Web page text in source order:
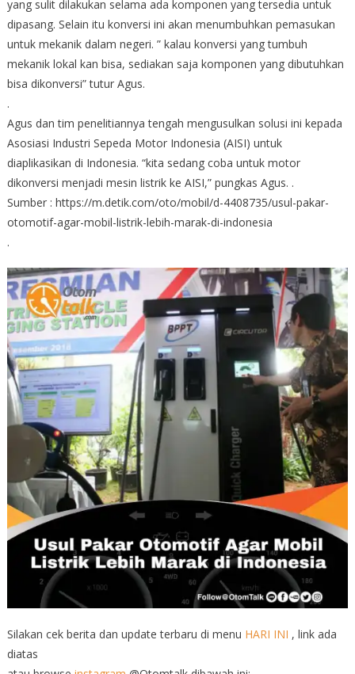
yang sulit dilakukan selama ada komponen yang tersedia untuk
dipasang. Selain itu konversi ini akan menumbuhkan pemasukan
untuk mekanik dalam negeri. ” kalau konversi yang tumbuh
mekanik lokal kan bisa, sediakan saja komponen yang dibutuhkan
bisa dikonversi” tutur Agus.
.
Agus dan tim penelitiannya tengah mengusulkan solusi ini kepada
Asosiasi Industri Sepeda Motor Indonesia (AISI) untuk
diaplikasikan di Indonesia. “kita sedang coba untuk motor
dikonversi menjadi mesin listrik ke AISI,” pungkas Agus. .
Sumber : https://m.detik.com/oto/mobil/d-4408735/usul-pakar-
otomotif-agar-mobil-listrik-lebih-marak-di-indonesia
.
Silakan cek berita dan update terbaru di menu HARI INI , link ada
diatas